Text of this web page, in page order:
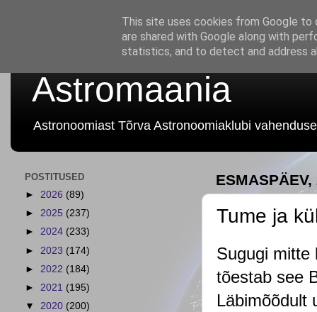
Astromaania
Astronoomiast Tõrva Astronoomiaklubi
Tume ja
Sugugi mitte
tõestab see
Läbimõõdult
POSTITUSED
► 2026 (89)
► 2025 (237)
► 2024 (233)
► 2023 (174)
► 2022 (184)
► 2021 (195)
▼ 2020 (200)
This site uses cookies from Google to
are shared with Google along with
statistics, and to detect and address